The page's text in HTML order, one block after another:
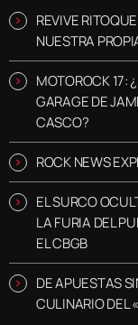
REVIVE
NUESTRA
MOTOROCK 17:
GARAGE DE
CASCO?
ROCK NEWS
EL SURCO
LA FURIA DEL
EL CBGB
DE APUESTAS
CULINARIO DEL